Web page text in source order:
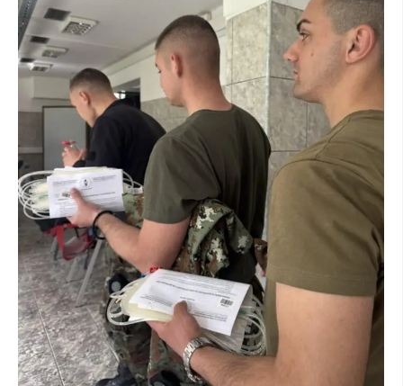
ДИСЕМИНАЦИЈА
MЕЃУНАРОДНО ХУМАНИТАРНО ПРАВО
ПРОМОЦИЈА НА ХУМАНИ ВРЕДНОСТИ
УПОТРЕБА И ЗАШТИТА НА АМБЛЕМОТ
СОЦИЈАЛНО ХУМАНИТАРНА ДЕЈНОСТ
КАКО ДА ДОНИРАТЕ
ПОДГОТВЕНОСТ И ДЕЈСТВО ПРИ КАТАСТРОФИ
ТИМОВИ НА ООЦК
СПАСИТЕЛНА СТАНИЦА ВОДНО
ПРОЕКТИ – ПОДГОТВЕНОСТ И ДЕЈСТВУВАЊЕ ПРИ КАТАСТРОФИ
ОДНОСИ СО ЈАВНОСТ
ИСТРАЖУВАЊЕ НА ЈАВНО МИСЛЕЊЕ